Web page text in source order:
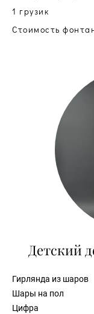
1 грузик
Стоимость
Детский
Гирлянда из шаров
Шары на пол
Цифра